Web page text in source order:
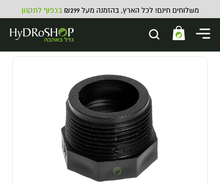
משלוחים חינם! לכל הארץ, בהזמנה מעל ₪299 בכפוף לתקנון
קופסת ואקום Tight Vac - 10 ליטר
₪249.00